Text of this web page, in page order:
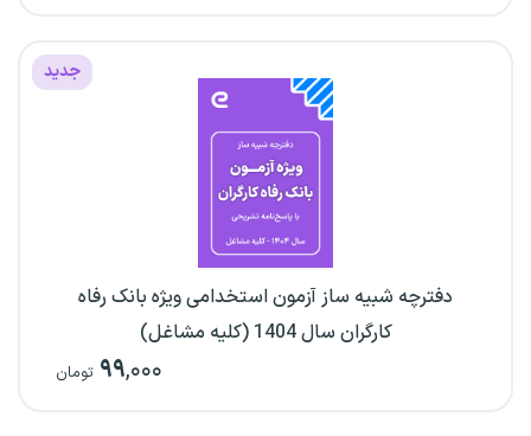
جدید
دفترچه شبیه ساز آزمون استخدامی ویژه بانک رفاه
کارگران سال 1404 (کلیه مشاغل)
۹۹,۰۰۰ تومان